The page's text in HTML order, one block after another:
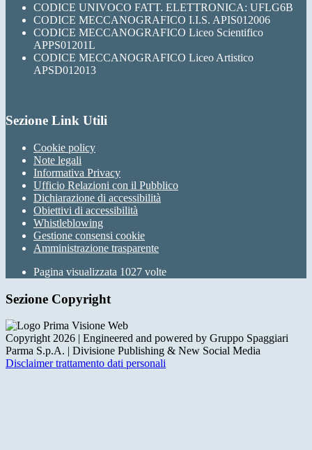
CODICE UNIVOCO FATT. ELETTRONICA: UFLG6B
CODICE MECCANOGRAFICO I.I.S. APIS012006
CODICE MECCANOGRAFICO Liceo Scientifico
APPS01201L
CODICE MECCANOGRAFICO Liceo Artistico
APSD012013
Sezione Link Utili
Cookie policy
Note legali
Informativa Privacy
Ufficio Relazioni con il Pubblico
Dichiarazione di accessibilità
Obiettivi di accessibilità
Whistleblowing
Gestione consensi cookie
Amministrazione trasparente
Pagina visualizzata 1027 volte
Sezione Copyright
Copyright 2026 | Engineered and powered by Gruppo Spaggiari
Parma S.p.A. | Divisione Publishing & New Social Media
Disclaimer trattamento dati personali